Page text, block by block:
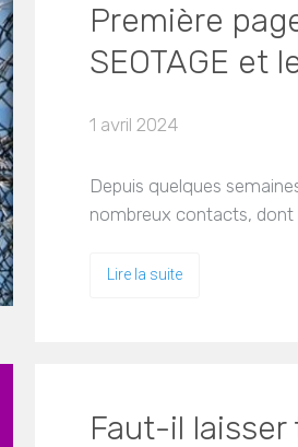
Première
SEOTAGE et
1 avril 2024
Depuis quelques
nombreux contacts, dont
Lire la suite
Faut-il